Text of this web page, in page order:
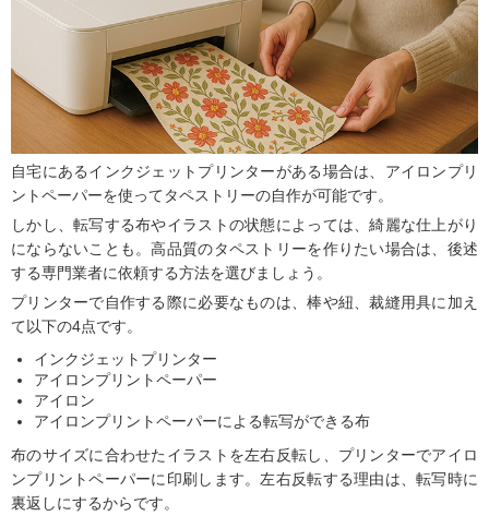
自宅にあるインクジェットプリンターがある場合は、アイロンプリ
ントペーパーを使ってタペストリーの自作が可能です。
しかし、転写する布やイラストの状態によっては、綺麗な仕上がり
にならないことも。高品質のタペストリーを作りたい場合は、後述
する専門業者に依頼する方法を選びましょう。
プリンターで自作する際に必要なものは、棒や紐、裁縫用具に加え
て以下の4点です。
インクジェットプリンター
アイロンプリントペーパー
アイロン
アイロンプリントペーパーによる転写ができる布
布のサイズに合わせたイラストを左右反転し、プリンターでアイロ
ンプリントペーパーに印刷します。左右反転する理由は、転写時に
裏返しにするからです。